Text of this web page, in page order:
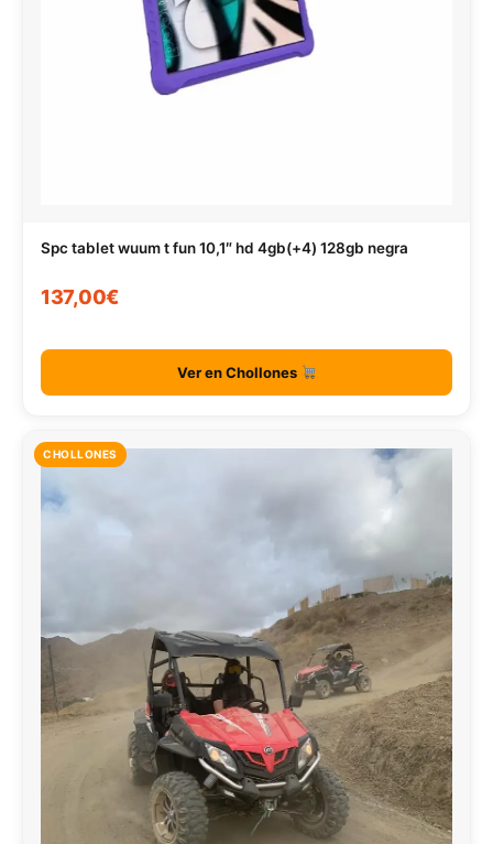
Spc tablet wuum t fun 10,1″ hd 4gb(+4) 128gb negra
137,00€
Ver en Chollones
CHOLLONES